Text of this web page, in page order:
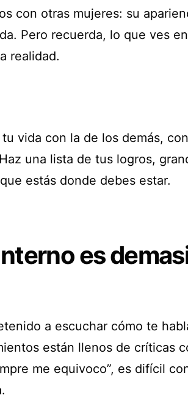
con otras mujeres: su
Pero recuerda, lo que ves
realidad.
vida con la de los demás,
una lista de tus logros,
estás donde debes estar.
es
a escuchar cómo te
están llenos de críticas
me equivoco”, es difícil